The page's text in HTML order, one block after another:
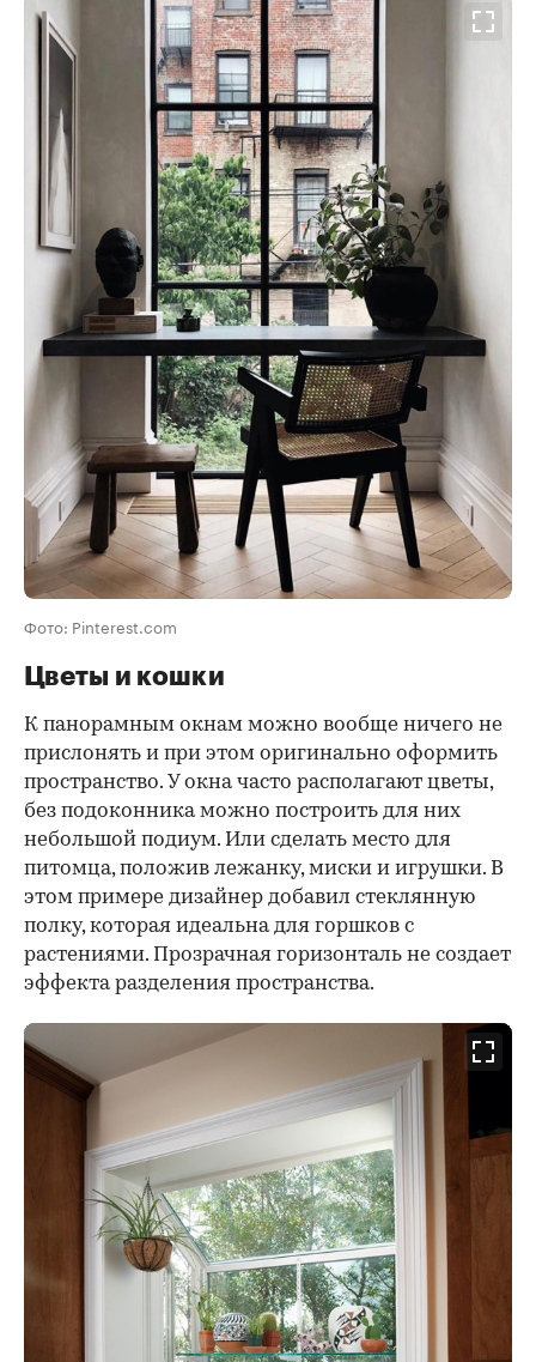
Фото: Pinterest.com
Цветы и кошки
К панорамным окнам можно вообще ничего не
прислонять и при этом оригинально оформить
пространство. У окна часто располагают цветы,
без подоконника можно построить для них
небольшой подиум. Или сделать место для
питомца, положив лежанку, миски и игрушки. В
этом примере дизайнер добавил стеклянную
полку, которая идеальна для горшков с
растениями. Прозрачная горизонталь не создает
эффекта разделения пространства.